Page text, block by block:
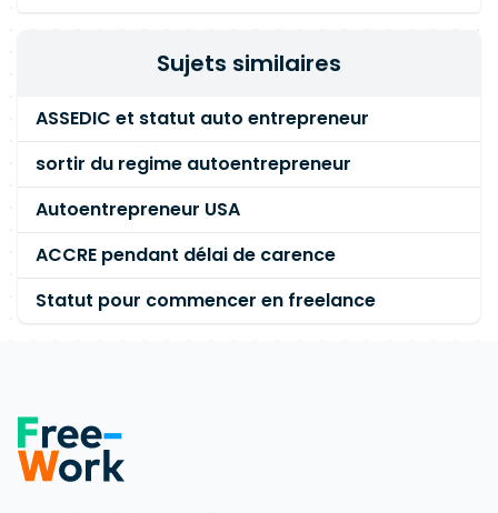
Sujets similaires
ASSEDIC et statut auto entrepreneur
sortir du regime autoentrepreneur
Autoentrepreneur USA
ACCRE pendant délai de carence
Statut pour commencer en freelance